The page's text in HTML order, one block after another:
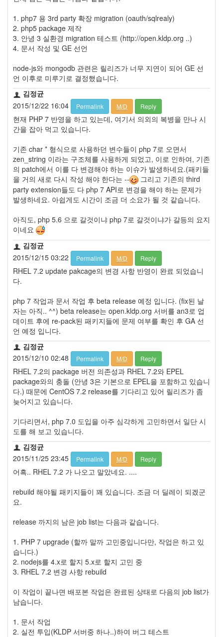
1. php7 용 3rd party 확장 migration (oauth/sqlrealy)
2. php5 package 제작
3. 안녕 3 실환경 migration 테스트 (http://open.kldp.org ..)
4. 문서 작성 및 GE 선언
node-js와 mongodb 관련은 릴리즈가 너무 지연이 되어 GE 선
언 이후로 미루기로 결정했습니다.
김정균
2015/12/22 16:04
Permalink M/D Reply
현재 PHP 7 반영을 하고 있는데, 여기서 의외의 복병을 만나 시
간을 잡아 먹고 있습니다.
기존 char * 형식으로 사용하던 변수들이 php 7로 오면서
zen_string 이라는 구조체를 사용하게 되었고, 이로 인하여, 기존
의 patch에서 이를 다 변경해야 하는 이슈가 발생하네요.(패키들
을 거의 새로 다시 작성 해야 한다는 --
그리고 기존의 third
party extension들도 다 php 7 API로 변경을 해야 하는 문제가
발생하네요. 아쉽게도 시간이 조금 더 소요가 될 것 같습니다.
아직도, php 5.6 으로 갈것이냐 php 7로 갈것이냐가 갈등의 요지
이네요
김정균
2015/12/15 03:22
Permalink M/D Reply
RHEL 7.2 update pakcage의 변경 사항 반영이 완료 되었습니
다.
php 7 작업과 문서 작업 후 beta release 예정 입니다. (fix된 날
자는 아직.. ^^) beta release는 open.kldp.org 서버를 an3로 업
데이트 후에 re-pack된 패키지들에 문제 여부를 확인 후 GA 선
언 예정 입니다.
김정균
2015/12/10 02:48
Permalink M/D Reply
RHEL 7.2의 package 버전 의존성과 RHEL 7.2와 EPEL
package와의 충돌 (안녕 3은 기본으로 EPEL을 포함하고 있습니
다.) 때문에 CentOS 7.2 release를 기다리고 있어 릴리즈가 좀
늦어지고 있습니다.
기다리면서, php 7.0 도입을 아주 심각하게 고민하면서 일단 시
도를 해 보고 있습니다.
김정균
2015/11/25 23:45
Permalink M/D Reply
어흑.. RHEL 7.2 가 나오고 말았네요. ....
rebuild 해야될 패키지들이 꽤 있습니다. 조금 더 딜레이 되겠군
요.
release 까지의 남은 job list는 다음과 같습니다.
1. PHP 7 upgrade (할까 말까 고민중입니다만, 작업은 하고 있
습니다.)
2. nodejs를 4.x로 할지 5.x로 할지 고민 중
3. RHEL 7.2 변경 사항 rebuild
이 작업이 끝나면 배포본 작업은 완료된 상태로 다음의 job list가
남습니다.
1. 문서 작업
2. 실전 투입(KLDP 서버중 하나..)하여 버그 테스트
이
스
엑
스
빔
1
by
정